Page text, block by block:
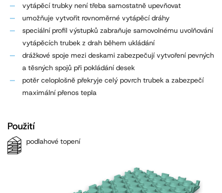
vytápěcí trubky není třeba samostatně upevňovat
umožňuje vytvořit rovnoměrné vytápěcí dráhy
speciální profil výstupků zabraňuje samovolnému uvolňování
vytápěcích trubek z drah během ukládání
drážkové spoje mezi deskami zabezpečují vytvoření pevných
a těsných spojů při pokládání desek
potěr celoplošně překryje celý povrch trubek a zabezpečí
maximální přenos tepla
Použití
podlahové topení